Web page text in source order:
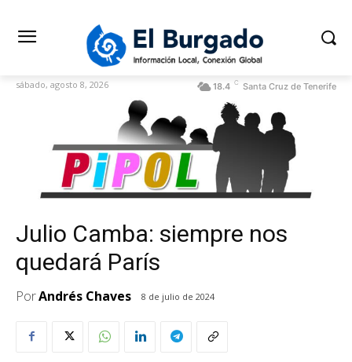
18.4 C Santa Cruz de Tenerife
sábado, agosto 8, 2026
Julio Camba: siempre nos
quedará París
PorAndrés Chaves 8 de julio de 2024